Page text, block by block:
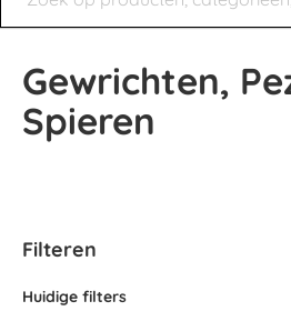
Gewrichten,
Spieren
Filteren
Huidige filters